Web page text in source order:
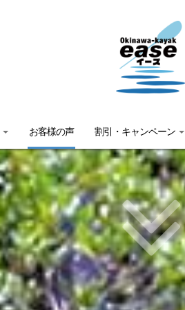
お客様の声 割引・キャンペーン